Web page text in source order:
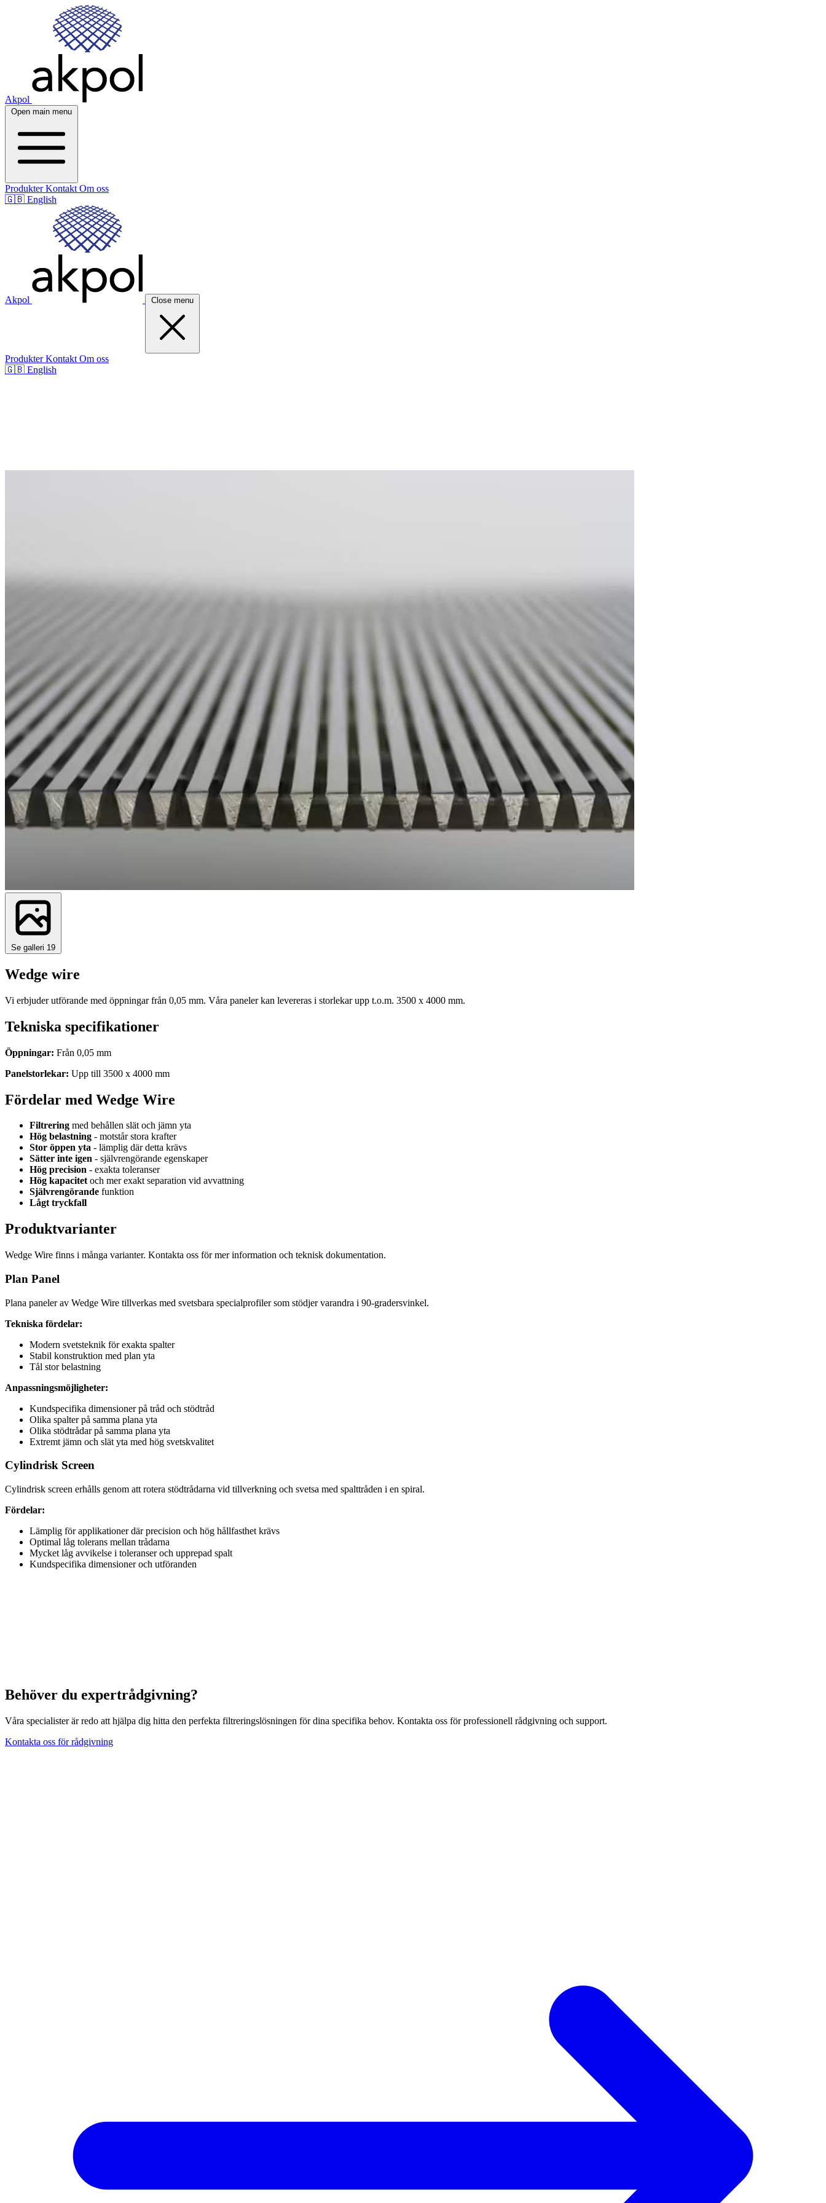
Akpol
Open main menu
ProdukterKontakt Om oss
🇬🇧 English
Akpol Close menu
ProdukterKontakt Om oss
🇬🇧 English
Se galleri 19
Wedge wire
Vi erbjuder utförande med öppningar från 0,05 mm. Våra paneler kan levereras i storlekar upp t.o.m. 3500 x 4000 mm.
Tekniska specifikationer
Öppningar: Från 0,05 mm
Panelstorlekar: Upp till 3500 x 4000 mm
Fördelar med Wedge Wire
Filtrering med behållen slät och jämn yta
Hög belastning - motstår stora krafter
Stor öppen yta - lämplig där detta krävs
Sätter inte igen - självrengörande egenskaper
Hög precision - exakta toleranser
Hög kapacitetoch mer exakt separation vid avvattning
Självrengörande funktion
Lågt tryckfall
Produktvarianter
Wedge Wire finns i många varianter. Kontakta oss för mer information och teknisk dokumentation.
Plan Panel
Plana paneler av Wedge Wire tillverkas med svetsbara specialprofiler som stödjer varandra i 90-gradersvinkel.
Tekniska fördelar:
Modern svetsteknik för exakta spalter
Stabil konstruktion med plan yta
Tål stor belastning
Anpassningsmöjligheter:
Kundspecifika dimensioner på tråd och stödtråd
Olika spalter på samma plana yta
Olika stödtrådar på samma plana yta
Extremt jämn och slät yta med hög svetskvalitet
Cylindrisk Screen
Cylindrisk screen erhålls genom att rotera stödtrådarna vid tillverkning och svetsa med spalttråden i en spiral.
Fördelar:
Lämplig för applikationer där precision och hög hållfasthet krävs
Optimal låg tolerans mellan trådarna
Mycket låg avvikelse i toleranser och upprepad spalt
Kundspecifika dimensioner och utföranden
Behöver du expertrådgivning?
Våra specialister är redo att hjälpa dig hitta den perfekta filtreringslösningen för dina specifika behov. Kontakta oss för professionell rådgivning och support.
Kontakta oss för rådgivning